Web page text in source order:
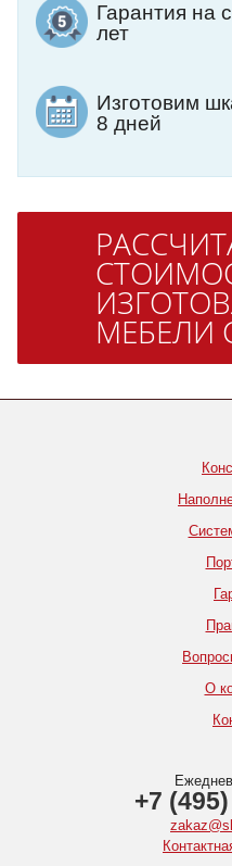
Гарантия на
лет
Изготовим
8 дней
МЕБЕЛИ
О
+7